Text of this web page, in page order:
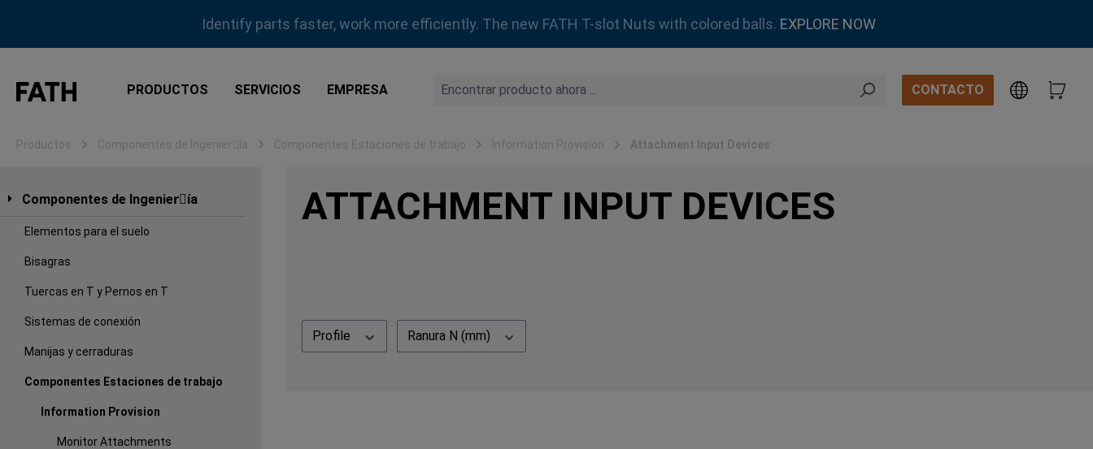
Saltar a la navegación principalIdentify parts faster, work more efficiently. The new FATH T-slot Nuts with colored balls. EXPLORE NOW
PRODUCTOS SERVICIOS EMPRESA CONTACTO
Productos Componentes de Ingenierِía Componentes Estaciones de trabajo Information Provision Attachment Input Devices
Componentes de Ingenierِía
Elementos para el suelo
Bisagras
Tuercas en T y Pernos en T
Sistemas de conexión
Manijas y cerraduras
Componentes Estaciones de trabajo
Information Provision
Monitor Attachments
ATTACHMENT INPUT DEVICES
Profile Ranura N (mm)